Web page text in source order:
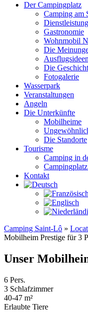
Der Campingplatz
Camping am
Gastronomie
Wohnmobil
Die
Die
Fotogalerie
Wasserpark
Veranstaltungen
Angeln
Die Unterkünfte
Mobilheime
Die Standorte
Tourisme
Camping in
Kontakt
Camping Saint-Lô »
Mobilheim Prestige für 3
Unser
6 Pers.
3 Schlafzimmer
40-47 m²
Erlaubte Tiere